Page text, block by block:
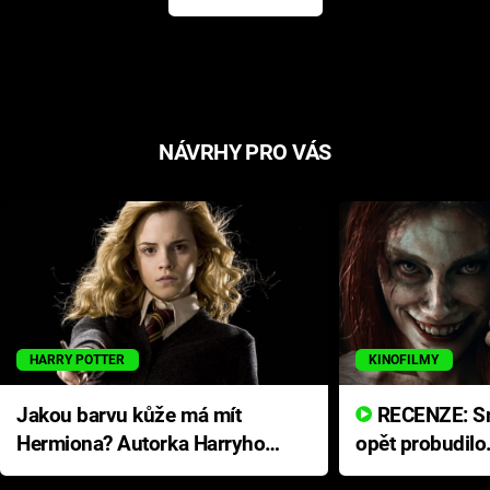
NÁVRHY PRO VÁS
HARRY POTTER
Jakou barvu kůže má mít
Hermiona? Autorka Harryho
Pottera přišla s ráznou
KINOFILMY
opět
přichází s